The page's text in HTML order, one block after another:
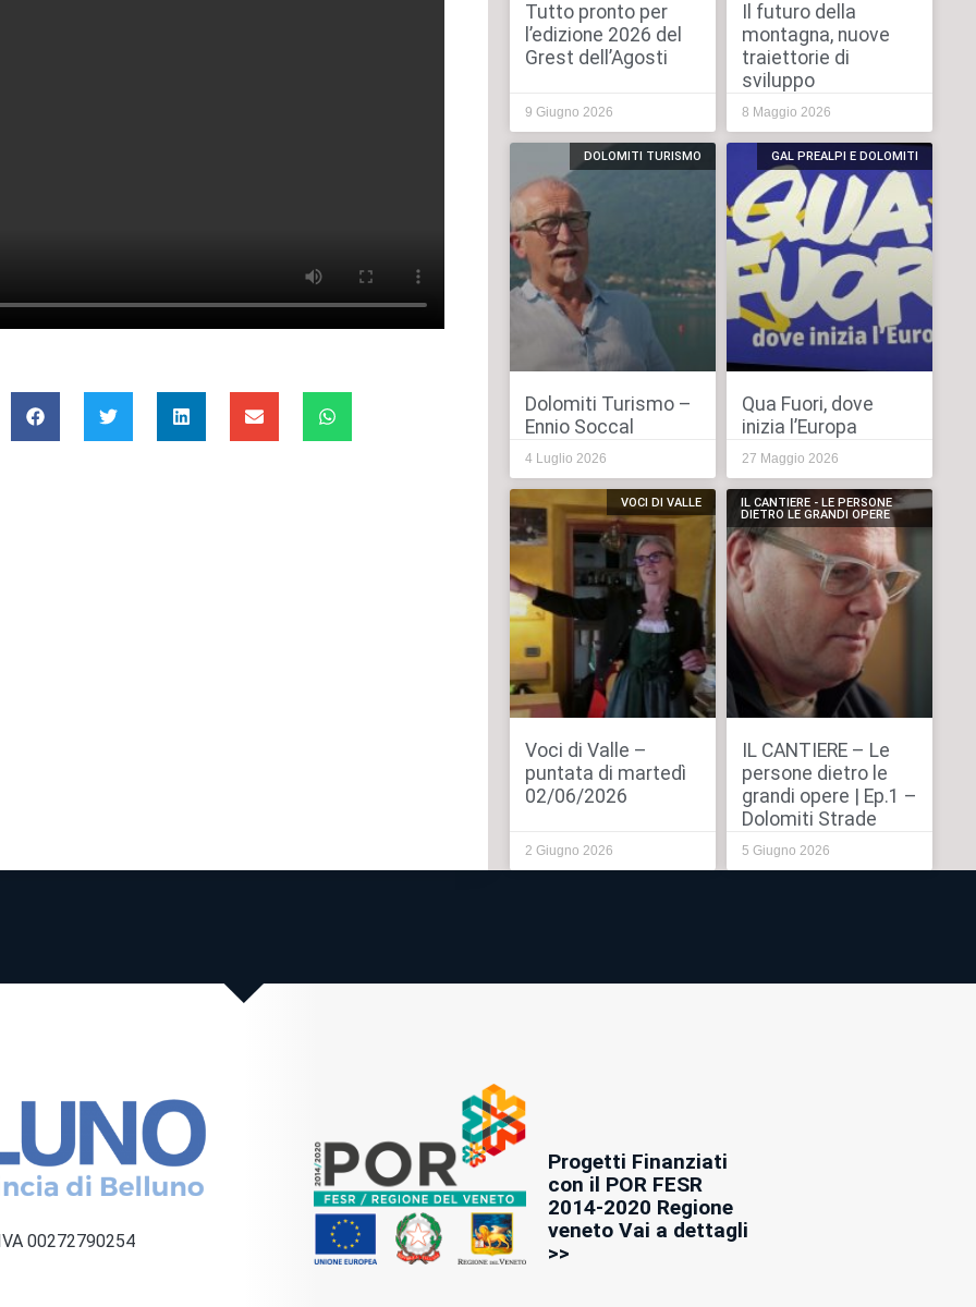
Tutto pronto per
l’edizione 2026 del
Grest dell’Agosti
9 Giugno 2026
Il futuro della
montagna, nuove
traiettorie di
sviluppo
8 Maggio 2026
DOLOMITI TURISMO
Dolomiti Turismo –
Ennio Soccal
4 Luglio 2026
GAL PREALPI E DOLOMITI
Qua Fuori, dove
inizia l’Europa
27 Maggio 2026
VOCI DI VALLE
Voci di Valle –
puntata di martedì
02/06/2026
2 Giugno 2026
IL CANTIERE - LE PERSONE
DIETRO LE GRANDI OPERE
IL CANTIERE – Le
persone dietro le
grandi opere | Ep.1 –
Dolomiti Strade
5 Giugno 2026
00272790254
Progetti Finanziati
con il POR FESR
2014-2020 Regione
veneto Vai a dettagli
>>